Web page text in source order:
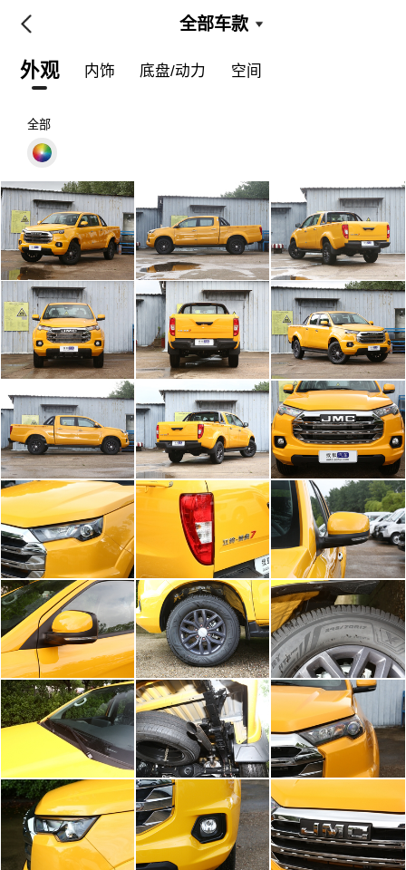
全部车款
外观 内饰 底盘/动力 空间
全部